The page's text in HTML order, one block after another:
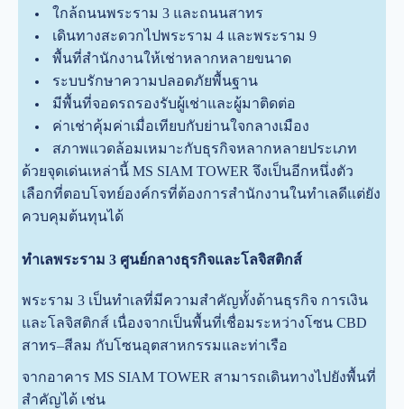
ใกล้ถนนพระราม 3 และถนนสาทร
เดินทางสะดวกไปพระราม 4 และพระราม 9
พื้นที่สำนักงานให้เช่าหลากหลายขนาด
ระบบรักษาความปลอดภัยพื้นฐาน
มีพื้นที่จอดรถรองรับผู้เช่าและผู้มาติดต่อ
ค่าเช่าคุ้มค่าเมื่อเทียบกับย่านใจกลางเมือง
สภาพแวดล้อมเหมาะกับธุรกิจหลากหลายประเภท
ด้วยจุดเด่นเหล่านี้ MS SIAM TOWER จึงเป็นอีกหนึ่งตัว
เลือกที่ตอบโจทย์องค์กรที่ต้องการสำนักงานในทำเลดีแต่ยัง
ควบคุมต้นทุนได้
ทำเลพระราม 3 ศูนย์กลางธุรกิจและโลจิสติกส์
พระราม 3 เป็นทำเลที่มีความสำคัญทั้งด้านธุรกิจ การเงิน
และโลจิสติกส์ เนื่องจากเป็นพื้นที่เชื่อมระหว่างโซน CBD
สาทร–สีลม กับโซนอุตสาหกรรมและท่าเรือ
จากอาคาร MS SIAM TOWER สามารถเดินทางไปยังพื้นที่
สำคัญได้ เช่น